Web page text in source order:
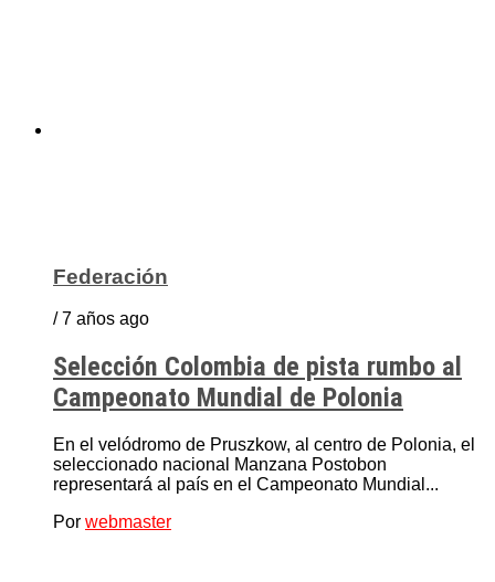
Federación
/ 7 años ago
Selección Colombia de pista rumbo al
Campeonato Mundial de Polonia
En el velódromo de Pruszkow, al centro de Polonia, el
seleccionado nacional Manzana Postobon
representará al país en el Campeonato Mundial...
Por webmaster